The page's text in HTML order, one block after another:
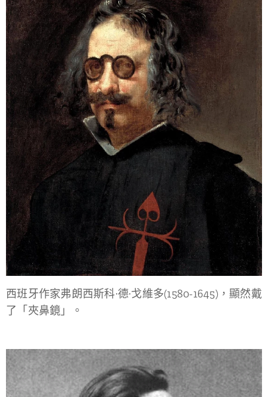
西班牙作家弗朗西斯科·德·戈維多(1580-1645)，顯然戴
了「夾鼻鏡」。